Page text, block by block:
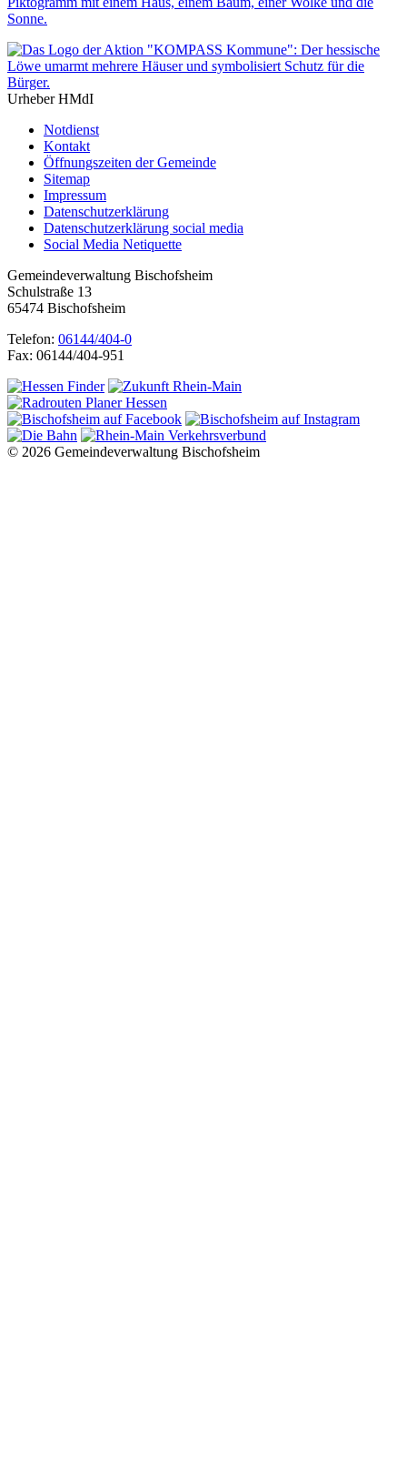
Urheber HMdI
Notdienst
Kontakt
Öffnungszeiten der Gemeinde
Sitemap
Impressum
Datenschutzerklärung
Datenschutzerklärung social media
Social Media Netiquette
Gemeindeverwaltung Bischofsheim
Schulstraße 13
65474 Bischofsheim
Telefon: 06144/404-0
Fax: 06144/404-951
© 2026 Gemeindeverwaltung Bischofsheim